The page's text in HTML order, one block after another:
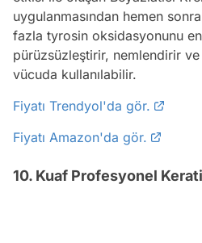
uygulanmasından hemen
fazla tyrosin oksidasyonunu
pürüzsüzleştirir, nemlendirir
vücuda kullanılabilir.
Fiyatı Trendyol'da gör.
Fiyatı Amazon'da gör.
10. Kuaf Profesyonel